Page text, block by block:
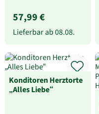
57,99 €
Lieferbar ab08.08.
Konditoren Herztorte
„Alles Liebe“